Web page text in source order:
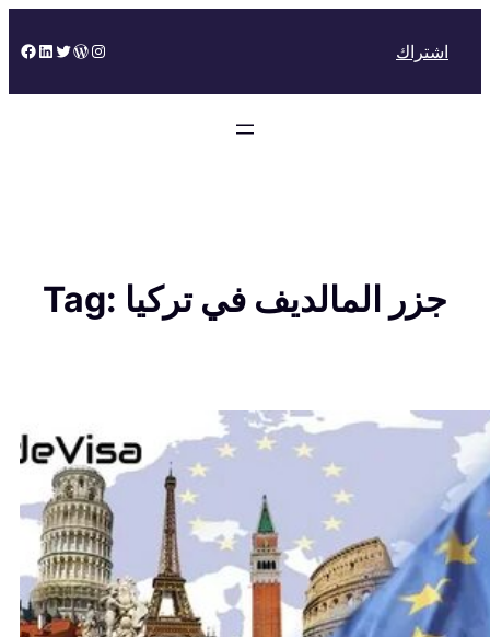
to
Facebook
LinkedIn
Twitter
WordPress
Instagram اشتراك
Tag: جزر المالديف في تركيا